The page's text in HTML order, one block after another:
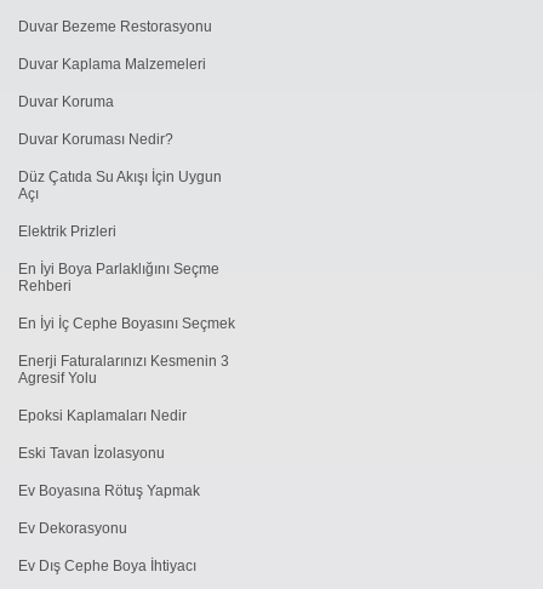
Duvar Bezeme Restorasyonu
Duvar Kaplama Malzemeleri
Duvar Koruma
Duvar Koruması Nedir?
Düz Çatıda Su Akışı İçin Uygun
Açı
Elektrik Prizleri
En İyi Boya Parlaklığını Seçme
Rehberi
En İyi İç Cephe Boyasını Seçmek
Enerji Faturalarınızı Kesmenin 3
Agresif Yolu
Epoksi Kaplamaları Nedir
Eski Tavan İzolasyonu
Ev Boyasına Rötuş Yapmak
Ev Dekorasyonu
Ev Dış Cephe Boya İhtiyacı